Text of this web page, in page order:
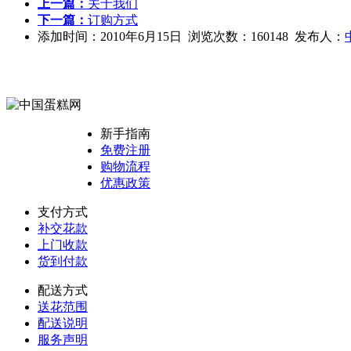
上一篇： 关于我们
下一篇： 订购方式
添加时间：2010年6月15日 浏览次数：160148 发布人：
新手指南
免费注册
购物流程
优惠政策
支付方式
补交花款
上门收款
货到付款
配送方式
送花范围
配送说明
服务声明